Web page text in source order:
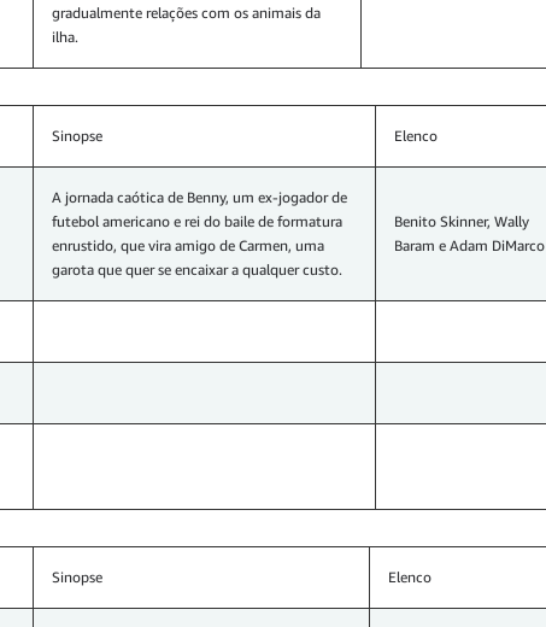
gradualmente relações com os animais da
ilha.
Sinopse Elenco
A jornada caótica de Benny, um ex-jogador de
futebol americano e rei do baile de formatura
enrustido, que vira amigo de Carmen, uma
garota que quer se encaixar a qualquer custo.
Benito Skinner, Wally
Baram e Adam DiMarco
Sinopse Elenco